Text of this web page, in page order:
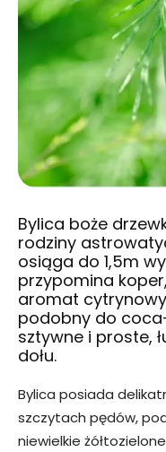
Bylica boże
rodziny
osiąga do 1,5m
przypomina
aromat
podobny do
sztywne i proste,
dołu.
Bylica posiada
szczytach pędów,
niewielkie